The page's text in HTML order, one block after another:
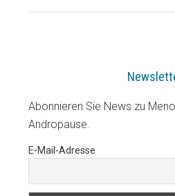
Abonnieren Sie News zu
Andropause.
E-Mail-Adresse